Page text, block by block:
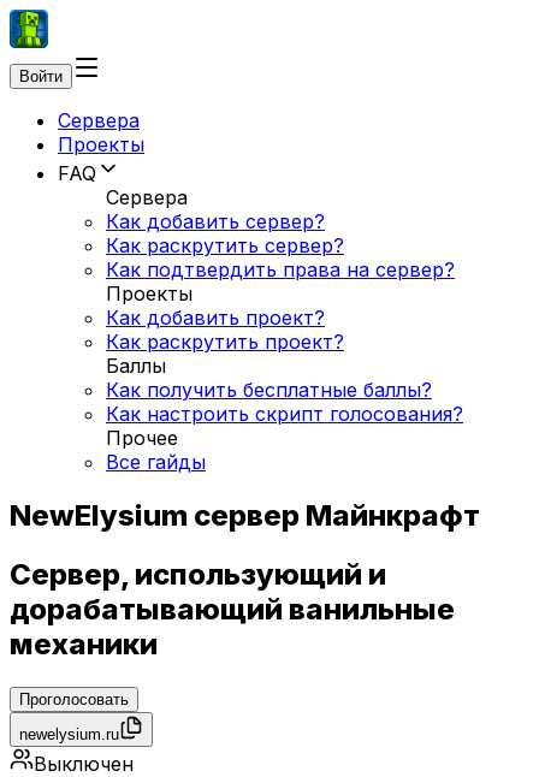
Войти
Сервера
Проекты
FAQ
Сервера
Как добавить сервер?
Как раскрутить сервер?
Как подтвердить права на сервер?
Проекты
Как добавить проект?
Как раскрутить проект?
Баллы
Как получить бесплатные баллы?
Как настроить скрипт голосования?
Прочее
Все гайды
NewElysium сервер Майнкрафт
Сервер, использующий и
дорабатывающий ванильные
механики
Проголосовать
newelysium.ru
Выключен